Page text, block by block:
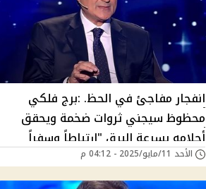
انفجار مفاجئ في الحظ. :برج فلكي
محظوظ سيجني ثروات ضخمة ويحقق
أحلامه بسرعة البرق "ارتباطاً وسفراً
واموال طائلة" وفق توقعات ميشال حايك
"مبروك الحاجه دعيالك يا محظوظ"
الأحد 11/مايو/2025 - 04:12 م